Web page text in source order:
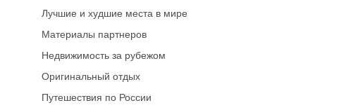
Лучшие и худшие места в мире
Материалы партнеров
Недвижимость за рубежом
Оригинальный отдых
Путешествия по России